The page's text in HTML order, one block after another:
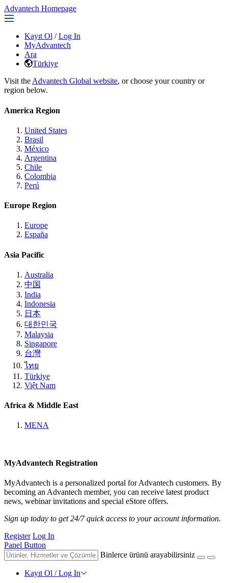
Advantech Homepage
Kayıt Ol / Log In
MyAdvantech
Ara
Türkiye
Visit the Advantech Global website, or choose your country or
region below.
America Region
United States
Brasil
México
Argentina
Chile
Colombia
Perú
Europe Region
Europe
España
Asia Pacific
Australia
中国
India
Indonesia
日本
대한민국
Malaysia
Singapore
台灣
ไทย
Türkiye
Việt Nam
Africa & Middle East
MENA
MyAdvantech Registration
MyAdvantech is a personalized portal for Advantech customers. By
becoming an Advantech member, you can receive latest product
news, webinar invitations and special eStore offers.
Sign up today to get 24/7 quick access to your account information.
Register Log In
Panel Button
Binlerce ürünü arayabilirsiniz
Kayıt Ol / Log In